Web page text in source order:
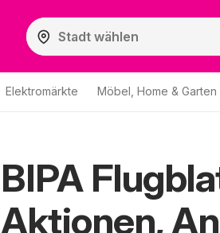
Elektromärkte Möbel, Home & Garten
BIPA
Aktionen,